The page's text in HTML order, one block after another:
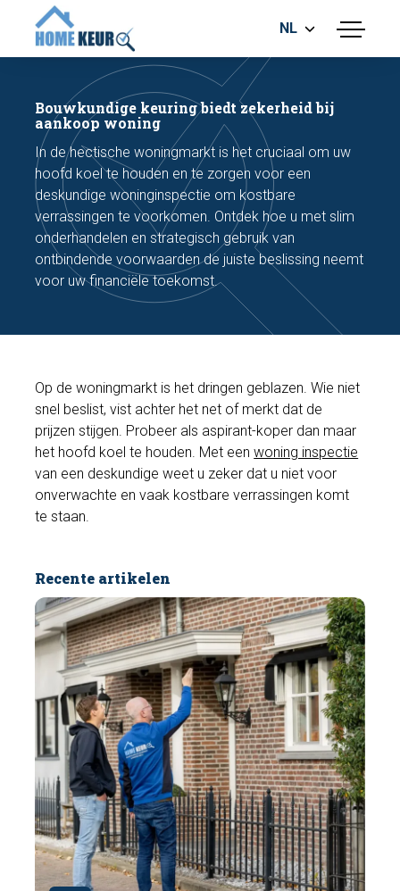
menu
BOUWKUNDIGE KEURING
ENERGIELABEL
MEETRAPPORT
FUNDERINGSRISICO ONDERZOEK
NL
Maak een afspraak
Bouwkundige keuring biedt zekerheid bij
aankoop woning
In de hectische woningmarkt is het cruciaal om uw
hoofd koel te houden en te zorgen voor een
deskundige woninginspectie om kostbare
verrassingen te voorkomen. Ontdek hoe u met slim
onderhandelen en strategisch gebruik van
ontbindende voorwaarden de juiste beslissing neemt
voor uw financiële toekomst.
Op de woningmarkt is het dringen geblazen. Wie niet
snel beslist, vist achter het net of merkt dat de
prijzen stijgen. Probeer als aspirant-koper dan maar
het hoofd koel te houden. Met eenwoning inspectie
van een deskundige weet u zeker dat u niet voor
onverwachte en vaak kostbare verrassingen komt
te staan.
Recente artikelen